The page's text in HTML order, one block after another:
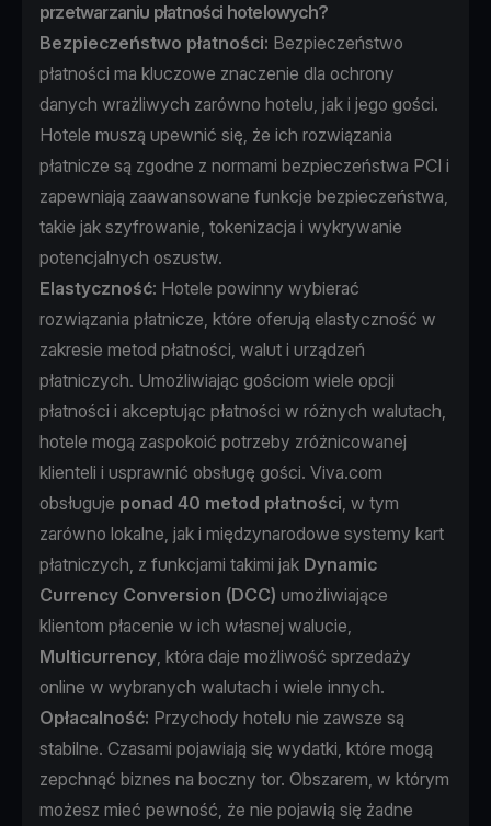
przetwarzaniu płatności hotelowych?
Bezpieczeństwo płatności: Bezpieczeństwo
płatności ma kluczowe znaczenie dla ochrony
danych wrażliwych zarówno hotelu, jak i jego gości.
Hotele muszą upewnić się, że ich rozwiązania
płatnicze są zgodne z normami bezpieczeństwa PCI i
zapewniają zaawansowane funkcje bezpieczeństwa,
takie jak szyfrowanie, tokenizacja i wykrywanie
potencjalnych oszustw.
Elastyczność: Hotele powinny wybierać
rozwiązania płatnicze, które oferują elastyczność w
zakresie metod płatności, walut i urządzeń
płatniczych. Umożliwiając gościom wiele opcji
płatności i akceptując płatności w różnych walutach,
hotele mogą zaspokoić potrzeby zróżnicowanej
klienteli i usprawnić obsługę gości. Viva.com
obsługuje ponad 40 metod płatności, w tym
zarówno lokalne, jak i międzynarodowe systemy kart
płatniczych, z funkcjami takimi jak Dynamic
Currency Conversion (DCC) umożliwiające
klientom płacenie w ich własnej walucie,
Multicurrency, która daje możliwość sprzedaży
online w wybranych walutach i wiele innych.
Opłacalność: Przychody hotelu nie zawsze są
stabilne. Czasami pojawiają się wydatki, które mogą
zepchnąć biznes na boczny tor. Obszarem, w którym
możesz mieć pewność, że nie pojawią się żadne